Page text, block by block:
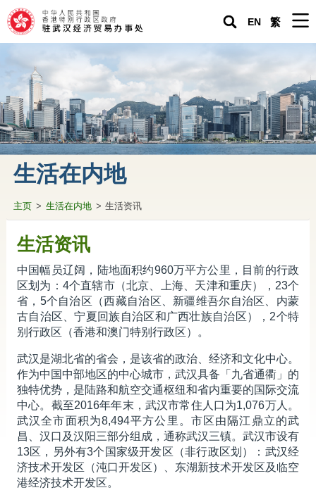
EN 繁
驻武汉经济贸易办事处
紧急求助
关于香港
生活在内地
营商投资在内地
专题资料
驻武汉办通讯
香港人内地生活小百科
新闻及活动／多媒体中心
香港特区政府驻内地办事处
相关网站
生活在内地
主页 > 生活在内地 > 生活资讯
生活资讯
中国幅员辽阔，陆地面积约960万平方公里，目前的行政
区划为：4个直辖市（北京、上海、天津和重庆），23个
省，5个自治区（西藏自治区、新疆维吾尔自治区、内蒙
古自治区、宁夏回族自治区和广西壮族自治区），2个特
别行政区（香港和澳门特别行政区）。
武汉是湖北省的省会，是该省的政治、经济和文化中心。
作为中国中部地区的中心城市，武汉具备「九省通衢」的
独特优势，是陆路和航空交通枢纽和省内重要的国际交流
中心。截至2016年年末，武汉市常住人口为1,076万人。
武汉全市面积为8,494平方公里。市区由隔江鼎立的武
昌、汉口及汉阳三部分组成，通称武汉三镇。武汉市设有
13区，另外有3个国家级开发区（非行政区划）：武汉经
济技术开发区（沌口开发区）、东湖新技术开发区及临空
港经济技术开发区。